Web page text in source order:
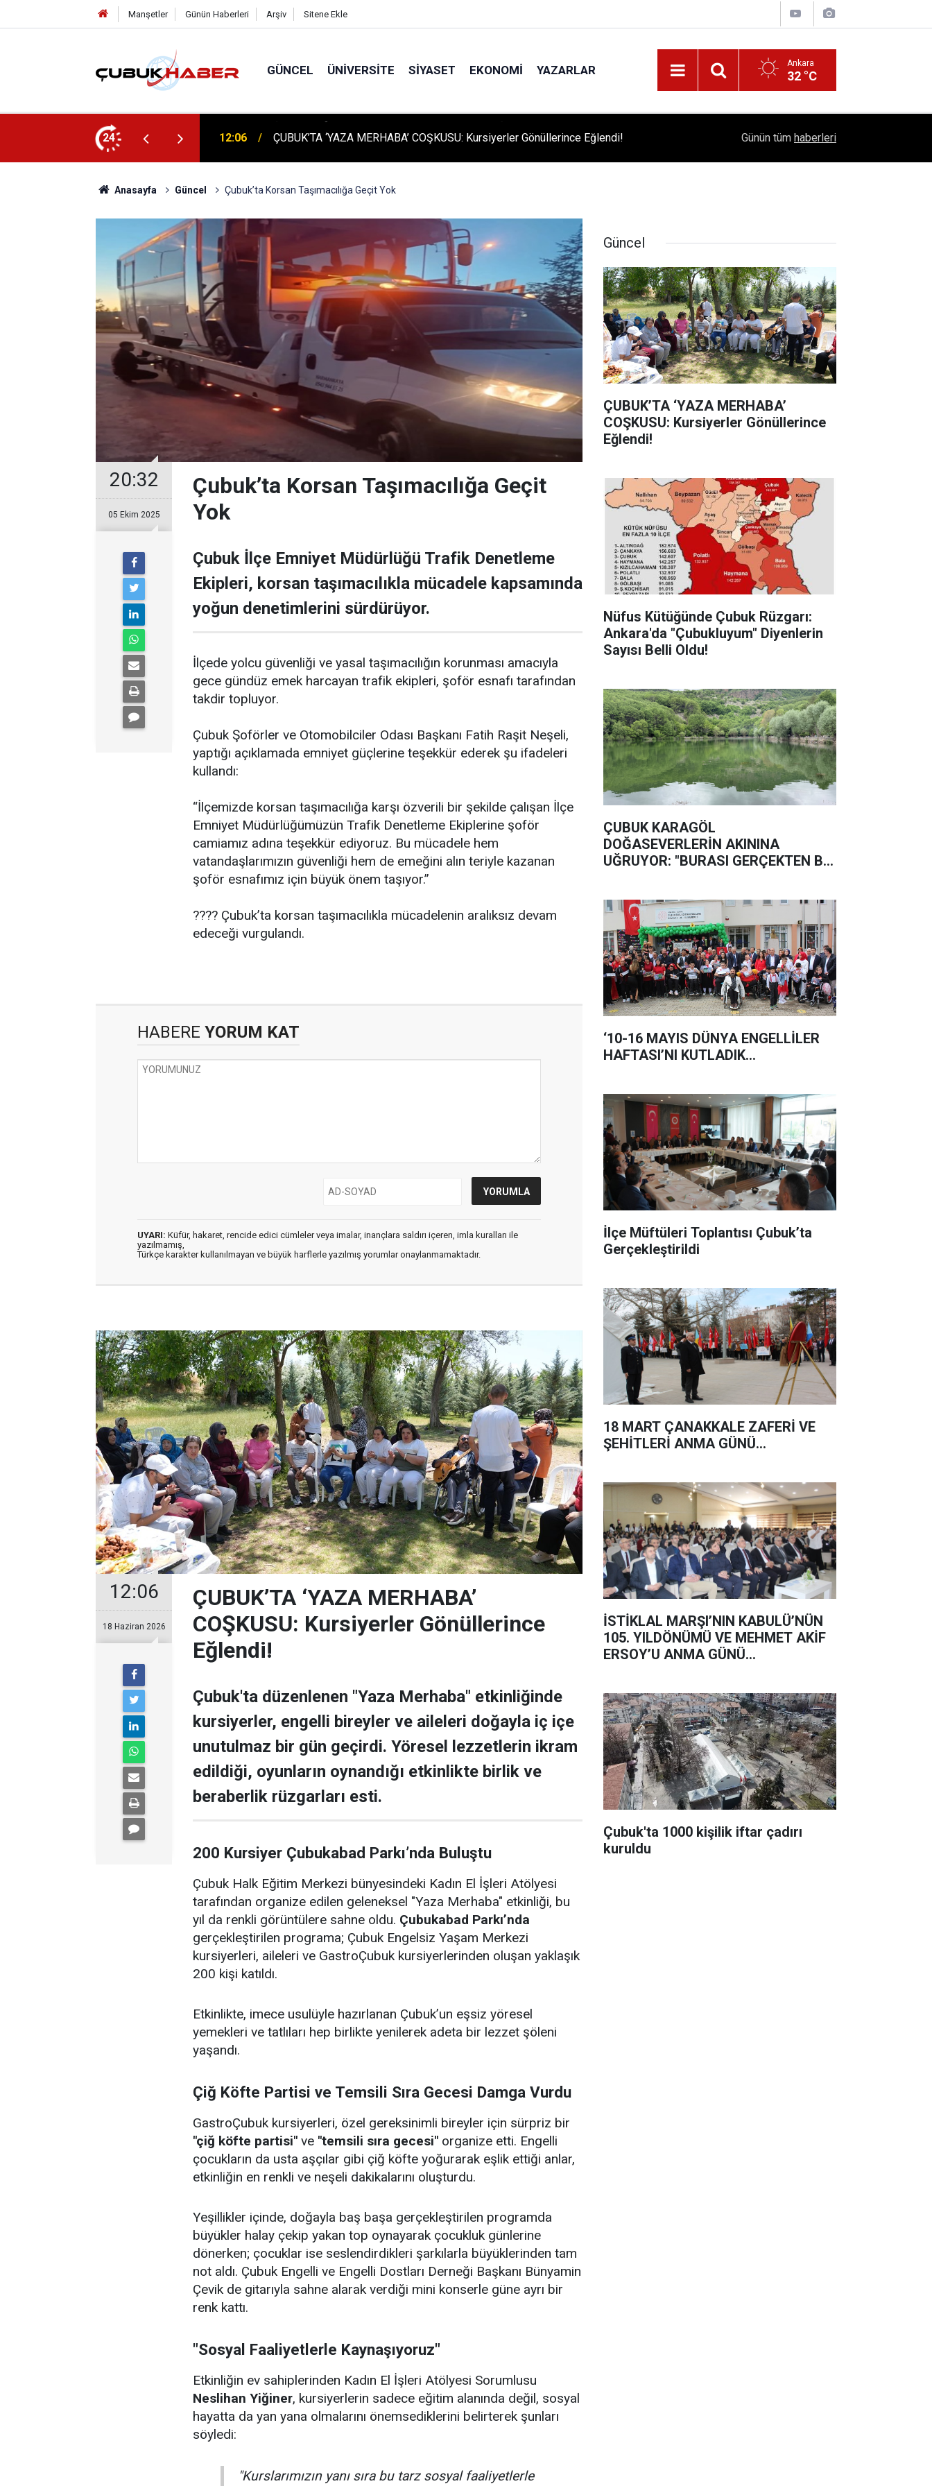
Manşetler Günün Haberleri Arşiv Sitene Ekle
GÜNCEL ÜNIVERSITE SIYASET EKONOMI YAZARLAR Ankara
32 °C
24
Eranıl Vizyonu 12:06 ÇUBUK’TA ‘YAZA MERHABA’ COŞKUSU: Kursiyerler Gönüllerince Eğlendi! 1504 Kep, Tek Bir Hedef: Bilim Kenti Çubuk
Günün tüm haberleri
Anasayfa Güncel Çubuk’ta Korsan Taşımacılığa Geçit Yok
20:32
05 Ekim 2025
Çubuk’ta Korsan Taşımacılığa Geçit
Yok
Çubuk İlçe Emniyet Müdürlüğü Trafik Denetleme
Ekipleri, korsan taşımacılıkla mücadele kapsamında
yoğun denetimlerini sürdürüyor.
İlçede yolcu güvenliği ve yasal taşımacılığın korunması amacıyla
gece gündüz emek harcayan trafik ekipleri, şoför esnafı tarafından
takdir topluyor.
Çubuk Şoförler ve Otomobilciler Odası Başkanı Fatih Raşit Neşeli,
yaptığı açıklamada emniyet güçlerine teşekkür ederek şu ifadeleri
kullandı:
“İlçemizde korsan taşımacılığa karşı özverili bir şekilde çalışan İlçe
Emniyet Müdürlüğümüzün Trafik Denetleme Ekiplerine şoför
camiamız adına teşekkür ediyoruz. Bu mücadele hem
vatandaşlarımızın güvenliği hem de emeğini alın teriyle kazanan
şoför esnafımız için büyük önem taşıyor.”
???? Çubuk’ta korsan taşımacılıkla mücadelenin aralıksız devam
edeceği vurgulandı.
HABERE YORUM KAT
UYARI: Küfür, hakaret, rencide edici cümleler veya imalar, inançlara saldırı içeren, imla kuralları ile
yazılmamış,
Türkçe karakter kullanılmayan ve büyük harflerle yazılmış yorumlar onaylanmamaktadır.
12:06
18 Haziran 2026
ÇUBUK’TA ‘YAZA MERHABA’
COŞKUSU: Kursiyerler Gönüllerince
Eğlendi!
Çubuk'ta düzenlenen "Yaza Merhaba" etkinliğinde
kursiyerler, engelli bireyler ve aileleri doğayla iç içe
unutulmaz bir gün geçirdi. Yöresel lezzetlerin ikram
edildiği, oyunların oynandığı etkinlikte birlik ve
beraberlik rüzgarları esti.
200 Kursiyer Çubukabad Parkı’nda Buluştu
Çubuk Halk Eğitim Merkezi bünyesindeki Kadın El İşleri Atölyesi
tarafından organize edilen geleneksel "Yaza Merhaba" etkinliği, bu
yıl da renkli görüntülere sahne oldu. Çubukabad Parkı’nda
gerçekleştirilen programa; Çubuk Engelsiz Yaşam Merkezi
kursiyerleri, aileleri ve GastroÇubuk kursiyerlerinden oluşan yaklaşık
200 kişi katıldı.
Etkinlikte, imece usulüyle hazırlanan Çubuk’un eşsiz yöresel
yemekleri ve tatlıları hep birlikte yenilerek adeta bir lezzet şöleni
yaşandı.
Çiğ Köfte Partisi ve Temsili Sıra Gecesi Damga Vurdu
GastroÇubuk kursiyerleri, özel gereksinimli bireyler için sürpriz bir
"çiğ köfte partisi" ve "temsili sıra gecesi" organize etti. Engelli
çocukların da usta aşçılar gibi çiğ köfte yoğurarak eşlik ettiği anlar,
etkinliğin en renkli ve neşeli dakikalarını oluşturdu.
Yeşillikler içinde, doğayla baş başa gerçekleştirilen programda
büyükler halay çekip yakan top oynayarak çocukluk günlerine
dönerken; çocuklar ise seslendirdikleri şarkılarla büyüklerinden tam
not aldı. Çubuk Engelli ve Engelli Dostları Derneği Başkanı Bünyamin
Çevik de gitarıyla sahne alarak verdiği mini konserle güne ayrı bir
renk kattı.
"Sosyal Faaliyetlerle Kaynaşıyoruz"
Etkinliğin ev sahiplerinden Kadın El İşleri Atölyesi Sorumlusu
Neslihan Yiğiner, kursiyerlerin sadece eğitim alanında değil, sosyal
hayatta da yan yana olmalarını önemsediklerini belirterek şunları
söyledi:
"Kurslarımızın yanı sıra bu tarz sosyal faaliyetlerle
Güncel
ÇUBUK’TA ‘YAZA MERHABA’
COŞKUSU: Kursiyerler Gönüllerince
Eğlendi!
Nüfus Kütüğünde Çubuk Rüzgarı:
Ankara'da "Çubukluyum" Diyenlerin
Sayısı Belli Oldu!
ÇUBUK KARAGÖL
DOĞASEVERLERİN AKININA
UĞRUYOR: "BURASI GERÇEKTEN BİR
‘10-16 MAYIS DÜNYA ENGELLİLER
HAFTASI’NI KUTLADIK…
İlçe Müftüleri Toplantısı Çubuk’ta
Gerçekleştirildi
18 MART ÇANAKKALE ZAFERİ VE
ŞEHİTLERİ ANMA GÜNÜ...
İSTİKLAL MARŞI’NIN KABULÜ’NÜN
105. YILDÖNÜMÜ VE MEHMET AKİF
ERSOY’U ANMA GÜNÜ...
Çubuk'ta 1000 kişilik iftar çadırı
kuruldu